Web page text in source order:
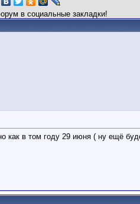
в социальные закладки!
в том году 29 июня ( ну ещё